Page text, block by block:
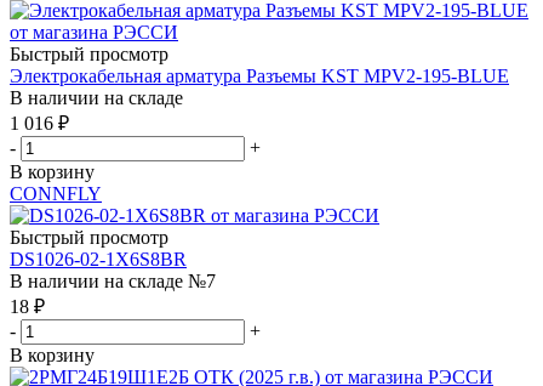
Быстрый просмотр
Электрокабельная арматура Разъемы KST MPV2-195-BLUE
В наличии на складе
1 016 ₽
-
+
В корзину
CONNFLY
Быстрый просмотр
DS1026-02-1X6S8BR
В наличии на складе №7
18 ₽
-
+
В корзину